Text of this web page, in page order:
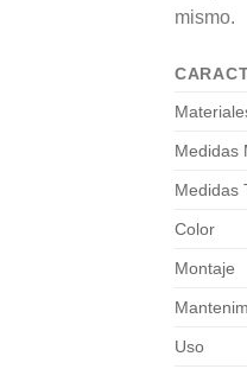
mismo.
Medidas
Medidas
Color
Montaje
Uso